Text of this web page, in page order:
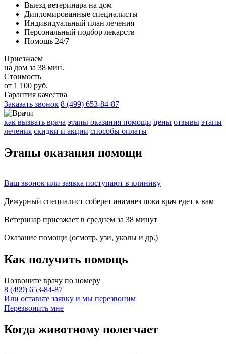
Выезд ветеринара на дом
Дипломированные специалисты
Индивидуальный план лечения
Персональный подбор лекарств
Помощь 24/7
Приезжаем
на дом за 38 мин.
Стоимость
от 1 100 руб.
Гарантия качества
Заказать звонок 8 (499) 653-84-87
как вызвать врача этапы оказания помощи цены отзывы этапы
лечения скидки и акции способы оплаты
Этапы оказания помощи
Ваш звонок или заявка поступают в клинику
Дежурный специалист соберет анамнез пока врач едет к вам
Ветеринар приезжает в среднем за 38 минут
Оказание помощи (осмотр, узи, уколы и др.)
Как получить помощь
Позвоните врачу по номеру
8 (499) 653-84-87
Или оставьте заявку и мы перезвоним
Перезвонить мне
Когда животному полегчает